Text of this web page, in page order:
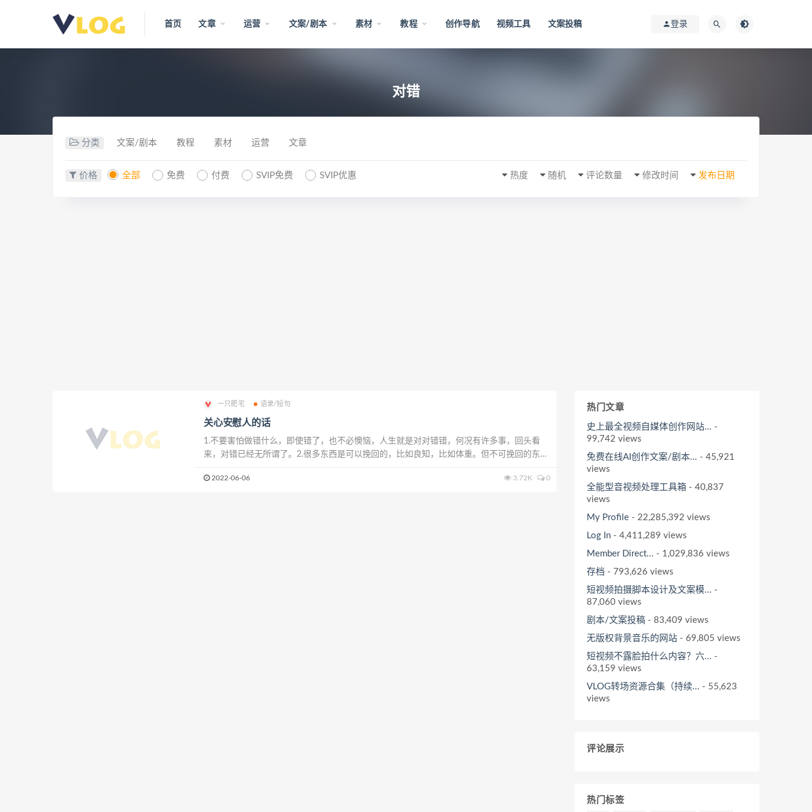
首页 文章 运营 文案/剧本 素材 教程 创作导航 视频工具 文案投稿 登录
对错
分类 文案/剧本 教程 素材 运营 文章
价格 全部 免费 付费 SVIP免费 SVIP优惠 发布日期
修改时间
评论数量
随机
热度
一只肥宅 语录/短句
关心安慰人的话
1.不要害怕做错什么，即使错了，也不必懊恼，人生就是对对错错，何况有许多事，回头看
来，对错已经无所谓了。2.很多东西是可以挽回的，比如良知，比如体重。但不可挽回的东西
在流眼泪的时候做任何决定，情绪负面的时候说话越少...
2022-06-06 3.72K 0
热门文章
史上最全视频自媒体创作网站... -
99,742 views
免费在线AI创作文案/剧本... - 45,921
views
全能型音视频处理工具箱 - 40,837
views
My Profile - 22,285,392 views
Log In - 4,411,289 views
Member Direct... - 1,029,836 views
存档 - 793,626 views
短视频拍摄脚本设计及文案模... -
87,060 views
剧本/文案投稿 - 83,409 views
无版权背景音乐的网站 - 69,805 views
短视频不露脸拍什么内容？六... -
63,159 views
VLOG转场资源合集（持续... - 55,623
views
评论展示
热门标签